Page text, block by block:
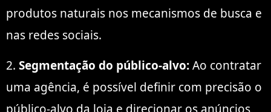
produtos naturais nos mecanismos de busca e
nas redes sociais.
2. Segmentação do público-alvo:Ao contratar
uma agência, é possível definir com precisão o